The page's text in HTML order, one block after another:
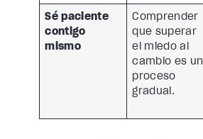
Sé paciente
contigo
mismo
Comprender
que superar
el miedo al
cambio es un
proceso
gradual.